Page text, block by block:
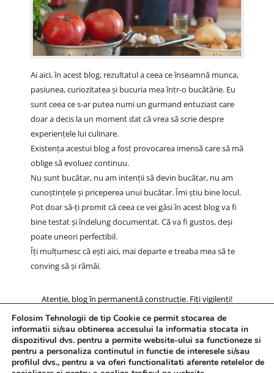
Ai aici, în acest blog, rezultatul a ceea ce înseamnă munca,
pasiunea, curiozitatea și bucuria mea într-o bucătărie. Eu
sunt ceea ce s-ar putea numi un gurmand entuziast care
doar a decis la un moment dat că vrea să scrie despre
experiențele lui culinare.
Existența acestui blog a fost provocarea imensă care să mă
oblige să evoluez continuu.
Nu sunt bucătar, nu am intenții să devin bucătar, nu am
cunoștințele și priceperea unui bucătar. Îmi știu bine locul.
Pot doar să-ți promit că ceea ce vei găsi în acest blog va fi
bine testat și îndelung documentat. Că va fi gustos, deși
poate uneori perfectibil.
Îți mulțumesc că ești aici, mai departe e treaba mea să te
conving să și rămâi.
Atenție, blog în permanentă construcție. Fiți vigilenți!
Folosim Tehnologii de tip Cookie ce permit stocarea de
informatii si/sau obtinerea accesului la informatia stocata in
dispozitivul dvs. pentru a permite website-ului sa functioneze si
pentru a personaliza continutul in functie de interesele si/sau
profilul dvs., pentru a va oferi functionalitati aferente retelelor de